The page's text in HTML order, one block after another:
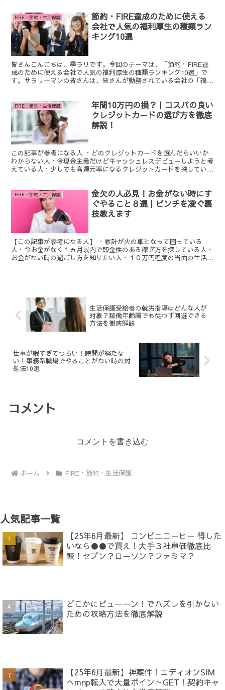
FIRE・節約・生活保護
節約・FIRE達成のために使える
会社で人気の福利厚生の種類ラン
キング10選
皆さんこんにちは、季ラリです。今回のテーマは、「節約・FIRE達
成のために使える会社で人気の福利厚生の種類ランキング10選」で
す。サラリーマンの皆さんは、皆さんが勤務されている会社の「福利
FIRE・節約・生活保護
年間10万円の損？｜コスパの良い
クレジットカードの選び方を徹底
解説！
この記事が参考になる人 ・どのクレジットカードを選んだらいいか
わからない人・今現金主義だけどキャッシュレスデビューしようと考
えている人・少しでも高還元率になるクレジットカードを探している
FIRE・節約・生活保護
金欠の人必見！お金がない時にす
ぐやること８選｜ピンチを凌ぐ裏
技教えます
【この記事が参考になる人】 ・家計が火の車となって困っている
人・今お金がなく１ヵ月以内で即金性のある稼ぎ方を探している人・
お金がない時の過ごし方を知りたい人・１０万円程度の当面の生活資
生活保護受給者の就労指導はどんな人が
対象？稼働年齢層でも従わず回避できる
方法を徹底解説
仕事が暇すぎてつらい！時間が経たな
い！事務系職場でやることがない時の対
処法10選
コメント
コメントを書き込む
ホーム FIRE・節約・生活保護
人気記事一覧
【25年6月最新】 コンビニコーヒー 得した
いなら●●で買え！大手３社単価徹底比
較！セブン？ローソン？ファミマ？
どこかにビューーン！でハズレを引かない
ための攻略方法を徹底解説
【25年6月最新】神案件！エディオンSIM
へmnp転入で大量ポイントGET！契約キャ